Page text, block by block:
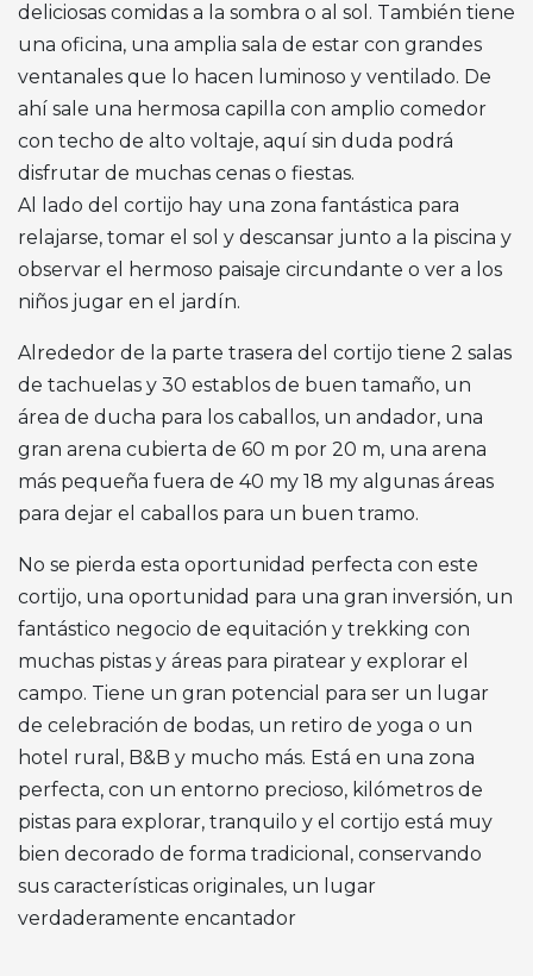
deliciosas comidas a la sombra o al sol. También tiene
una oficina, una amplia sala de estar con grandes
ventanales que lo hacen luminoso y ventilado. De
ahí sale una hermosa capilla con amplio comedor
con techo de alto voltaje, aquí sin duda podrá
disfrutar de muchas cenas o fiestas.
Al lado del cortijo hay una zona fantástica para
relajarse, tomar el sol y descansar junto a la piscina y
observar el hermoso paisaje circundante o ver a los
niños jugar en el jardín.
Alrededor de la parte trasera del cortijo tiene 2 salas
de tachuelas y 30 establos de buen tamaño, un
área de ducha para los caballos, un andador, una
gran arena cubierta de 60 m por 20 m, una arena
más pequeña fuera de 40 my 18 my algunas áreas
para dejar el caballos para un buen tramo.
No se pierda esta oportunidad perfecta con este
cortijo, una oportunidad para una gran inversión, un
fantástico negocio de equitación y trekking con
muchas pistas y áreas para piratear y explorar el
campo. Tiene un gran potencial para ser un lugar
de celebración de bodas, un retiro de yoga o un
hotel rural, B&B y mucho más. Está en una zona
perfecta, con un entorno precioso, kilómetros de
pistas para explorar, tranquilo y el cortijo está muy
bien decorado de forma tradicional, conservando
sus características originales, un lugar
verdaderamente encantador